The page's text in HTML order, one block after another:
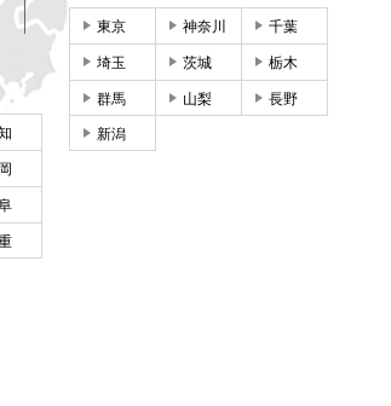
東京 神奈川 千葉
埼玉 茨城 栃木
群馬 山梨 長野
新潟